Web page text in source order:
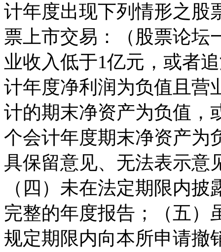
计年度出现下列情形之股
票上市交易：（股票论坛
业收入低于1亿元，或者
计年度净利润为负值且营
计的期末净资产为负值，
个会计年度期末净资产为
具保留意见、无法表示意
（四）未在法定期限内
完整的年度报告；（五）
规定期限内向本所申请撤